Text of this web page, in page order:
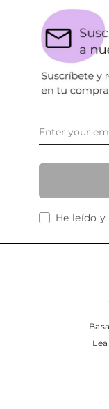
He leído
Lea algunas de las opiniones